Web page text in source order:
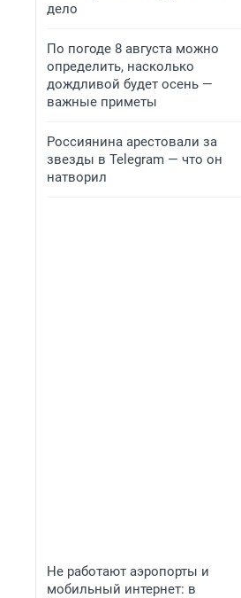
дело
По погоде 8 августа можно
определить, насколько
дождливой будет осень —
важные приметы
Россиянина арестовали за
звезды в Telegram — что он
натворил
Не работают аэропорты и
мобильный интернет: в